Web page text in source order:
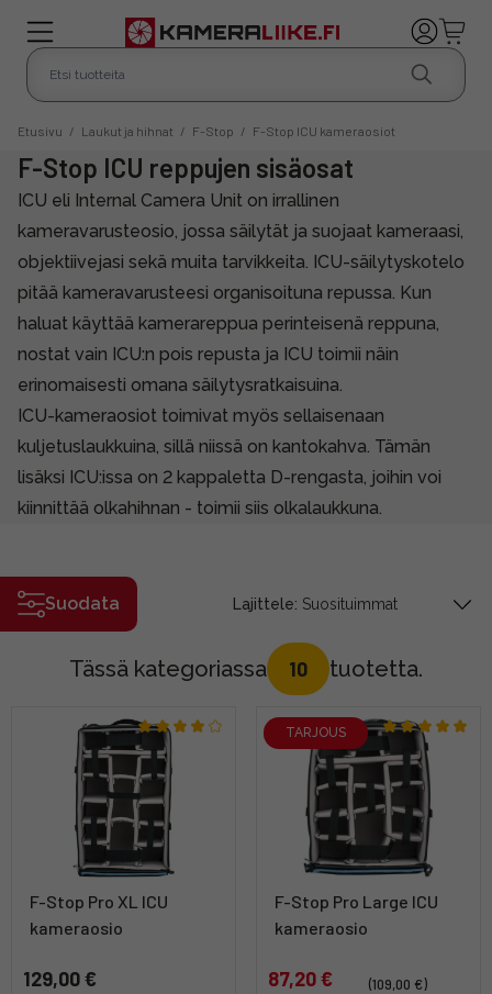
Etusivu / Laukut ja hihnat / F-Stop / F-Stop ICU kameraosiot
F-Stop ICU reppujen sisäosat
ICU eli Internal Camera Unit on irrallinen
kameravarusteosio, jossa säilytät ja suojaat kameraasi,
objektiivejasi sekä muita tarvikkeita. ICU-säilytyskotelo
pitää kameravarusteesi organisoituna repussa. Kun
haluat käyttää kamerareppua perinteisenä reppuna,
nostat vain ICU:n pois repusta ja ICU toimii näin
erinomaisesti omana säilytysratkaisuina.
ICU-kameraosiot toimivat myös sellaisenaan
kuljetuslaukkuina, sillä niissä on kantokahva. Tämän
lisäksi ICU:issa on 2 kappaletta D-rengasta, joihin voi
kiinnittää olkahihnan - toimii siis olkalaukkuna.
Suodata Lajittele:
Tässä kategoriassa 10 tuotetta.
F-Stop Pro XL ICU
kameraosio
129,00 €
TARJOUS
F-Stop Pro Large ICU
kameraosio
87,20 €
(109,00 €)